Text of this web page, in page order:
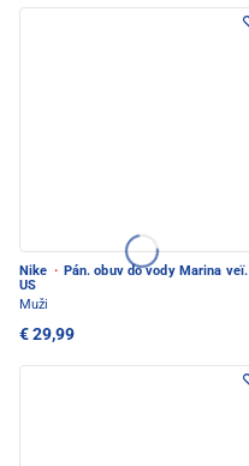
Nike · Pán. obuv do vody Marina veï.
US
Muži
€ 29,99